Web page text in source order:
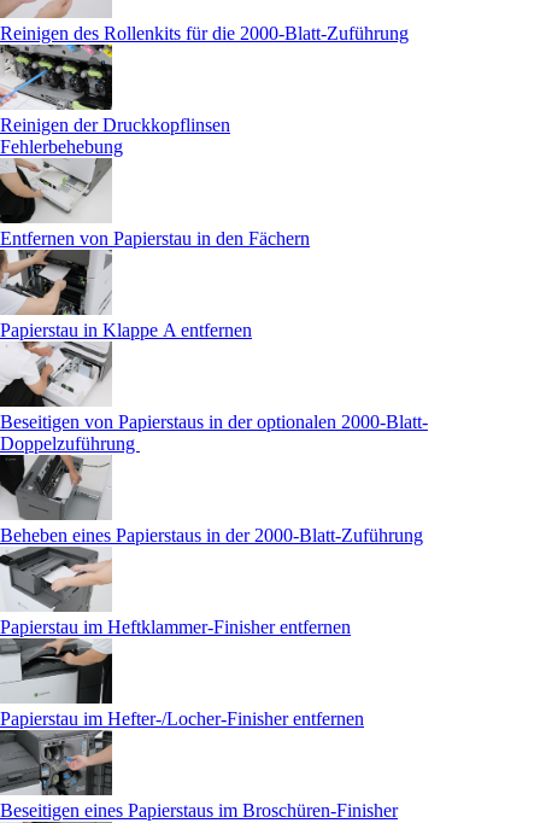
Reinigen des Rollenkits für die 2000-Blatt-Zuführung
Reinigen der Druckkopflinsen
Fehlerbehebung
Entfernen von Papierstau in den Fächern
Papierstau in Klappe A entfernen
Beseitigen von Papierstaus in der optionalen 2000-Blatt-
Doppelzuführung
Beheben eines Papierstaus in der 2000-Blatt-Zuführung
Papierstau im Heftklammer-Finisher entfernen
Papierstau im Hefter-/Locher-Finisher entfernen
Beseitigen eines Papierstaus im Broschüren-Finisher